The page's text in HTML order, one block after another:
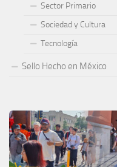
Sector Primario
Sociedad y Cultura
Tecnología
Sello Hecho en México